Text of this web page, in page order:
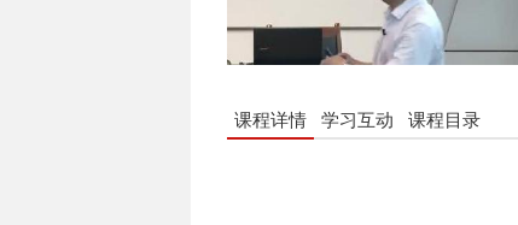
课程详情 学习互动 课程目录